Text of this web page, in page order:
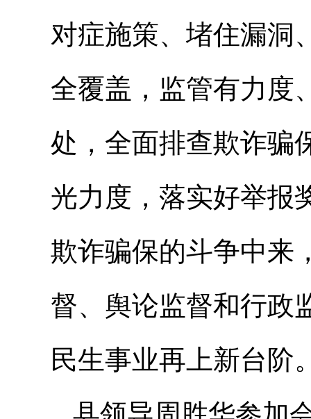
对症施策、堵住漏洞
全覆盖，监管有力度
处，全面排查欺诈骗
光力度，落实好举报
欺诈骗保的斗争中来
督、舆论监督和行政
民生事业再上新台阶